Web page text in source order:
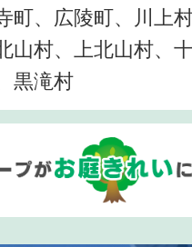
町、広陵町、川上
山村、上北山村、十
黒滝村